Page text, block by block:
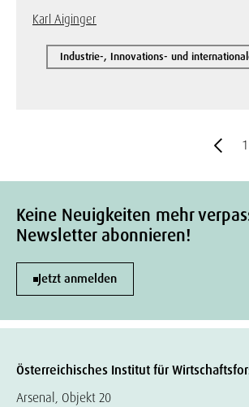
Karl Aiginger
Industrie-, Innovations- und
1
Keine Neuigkeiten mehr
Newsletter abonnieren!
Jetzt anmelden
Österreichisches Institut für
Arsenal, Objekt 20